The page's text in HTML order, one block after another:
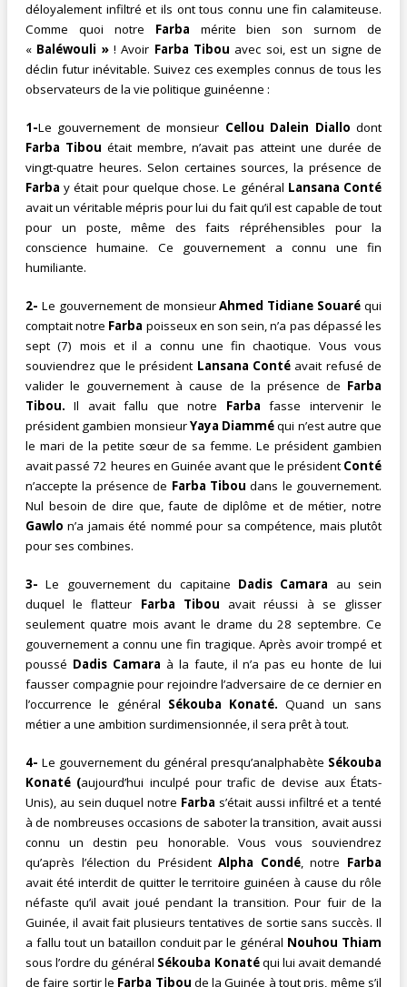
déloyalement infiltré et ils ont tous connu une fin calamiteuse.
Comme quoi notre Farba mérite bien son surnom de
« Baléwouli »! Avoir Farba Tibou avec soi, est un signe de
déclin futur inévitable. Suivez ces exemples connus de tous les
observateurs de la vie politique guinéenne :
1-Le gouvernement de monsieur Cellou Dalein Diallo dont
Farba Tibou était membre, n’avait pas atteint une durée de
vingt-quatre heures. Selon certaines sources, la présence de
Farba y était pour quelque chose. Le général Lansana Conté
avait un véritable mépris pour lui du fait qu’il est capable de tout
pour un poste, même des faits répréhensibles pour la
conscience humaine. Ce gouvernement a connu une fin
humiliante.
2- Le gouvernement de monsieurAhmed Tidiane Souaré qui
comptait notre Farba poisseux en son sein, n’a pas dépassé les
sept (7) mois et il a connu une fin chaotique. Vous vous
souviendrez que le président Lansana Conté avait refusé de
valider le gouvernement à cause de la présence de Farba
Tibou. Il avait fallu que notre Farba fasse intervenir le
président gambien monsieurYaya Diamméqui n’est autre que
le mari de la petite sœur de sa femme. Le président gambien
avait passé 72 heures en Guinée avant que le président Conté
n’accepte la présence de Farba Tibou dans le gouvernement.
Nul besoin de dire que, faute de diplôme et de métier, notre
Gawlon’a jamais été nommé pour sa compétence, mais plutôt
pour ses combines.
3- Le gouvernement du capitaine Dadis Camara au sein
duquel le flatteur Farba Tibou avait réussi à se glisser
seulement quatre mois avant le drame du 28 septembre. Ce
gouvernement a connu une fin tragique. Après avoir trompé et
poussé Dadis Camara à la faute, il n’a pas eu honte de lui
fausser compagnie pour rejoindre l’adversaire de ce dernier en
l’occurrence le général Sékouba Konaté. Quand un sans
métier a une ambition surdimensionnée, il sera prêt à tout.
4- Le gouvernement du général presqu’analphabète Sékouba
Konaté (aujourd’hui inculpé pour trafic de devise aux États-
Unis), au sein duquel notre Farba s’était aussi infiltré et a tenté
à de nombreuses occasions de saboter la transition, avait aussi
connu un destin peu honorable. Vous vous souviendrez
qu’après l’élection du PrésidentAlpha Condé, notre Farba
avait été interdit de quitter le territoire guinéen à cause du rôle
néfaste qu’il avait joué pendant la transition. Pour fuir de la
Guinée, il avait fait plusieurs tentatives de sortie sans succès. Il
a fallu tout un bataillon conduit par le général Nouhou Thiam
sous l’ordre du général Sékouba Konatéqui lui avait demandé
de faire sortir le Farba Tibou de la Guinée à tout pris, même s’il